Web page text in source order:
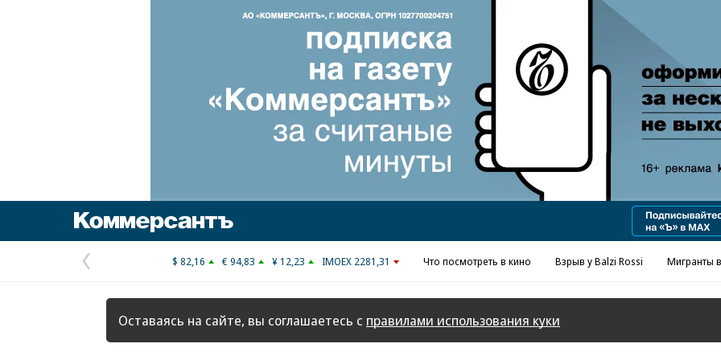
Реклама в «Ъ» www.kommersant.ru/ad
Предыдущая
страница
$ 82,16 € 94,83 ¥ 12,23 IMOEX 2281,31 Что посмотреть в кино Взрыв у Balzi Rossi Мигранты
Оставаясь на сайте, вы соглашаетесь с правилами использования куки